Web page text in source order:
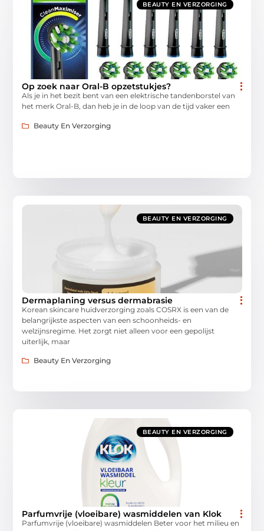
BEAUTY EN VERZORGING
Op zoek naar Oral-B opzetstukjes?
Als je in het bezit bent van een elektrische tandenborstel van
het merk Oral-B, dan heb je in de loop van de tijd vaker een
Beauty En Verzorging
BEAUTY EN VERZORGING
Dermaplaning versus dermabrasie
Korean skincare huidverzorging zoals COSRX is een van de
belangrijkste aspecten van een schoonheids- en
welzijnsregime. Het zorgt niet alleen voor een gepolijst
uiterlijk, maar
Beauty En Verzorging
BEAUTY EN VERZORGING
Parfumvrije (vloeibare) wasmiddelen van Klok
Parfumvrije (vloeibare) wasmiddelen Beter voor het milieu en